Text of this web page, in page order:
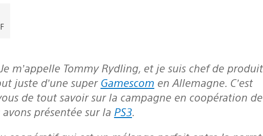
juste d’une super Gamescom en Allemagne. C’est
de tout savoir sur la campagne en coopération de
présentée sur la PS3.